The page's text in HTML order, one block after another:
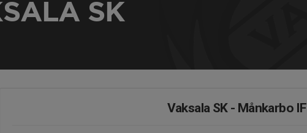
SK
Vaksala SK - Månkarbo IF